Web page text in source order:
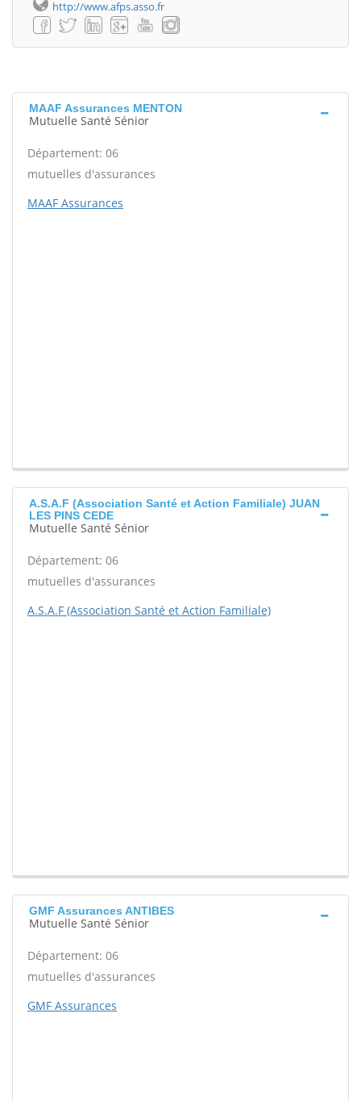
http://www.afps.asso.fr
MAAF Assurances MENTON
Mutuelle Santé Sénior
Département: 06
mutuelles d'assurances
MAAF Assurances
A.S.A.F (Association Santé et Action Familiale) JUAN
LES PINS CEDE
Mutuelle Santé Sénior
Département: 06
mutuelles d'assurances
A.S.A.F (Association Santé et Action Familiale)
GMF Assurances ANTIBES
Mutuelle Santé Sénior
Département: 06
mutuelles d'assurances
GMF Assurances